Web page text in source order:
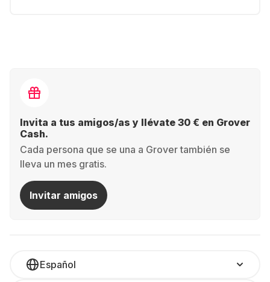
Invita a tus amigos/as y llévate 30 € en Grover
Cash.
Cada persona que se una a Grover también se
lleva un mes gratis.
Invitar amigos
Español